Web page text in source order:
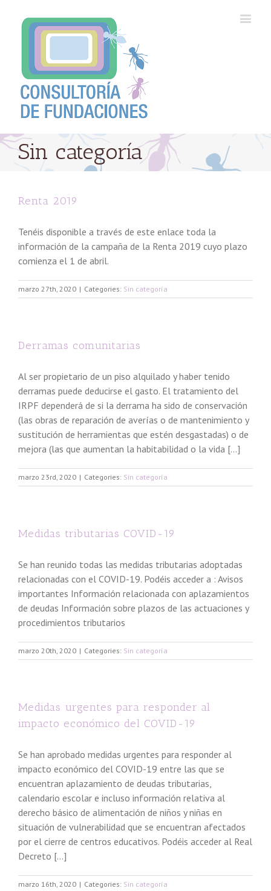
Sin categoría
Renta 2019
Tenéis disponible a través de este enlace toda la
información de la campaña de la Renta 2019 cuyo plazo
comienza el 1 de abril.
marzo 27th, 2020 | Categories: Sin categoría
Derramas comunitarias
Al ser propietario de un piso alquilado y haber tenido
derramas puede deducirse el gasto. El tratamiento del
IRPF dependerá de si la derrama ha sido de conservación
(las obras de reparación de averías o de mantenimiento y
sustitución de herramientas que estén desgastadas) o de
mejora (las que aumentan la habitabilidad o la vida [...]
marzo 23rd, 2020 | Categories: Sin categoría
Medidas tributarias COVID-19
Se han reunido todas las medidas tributarias adoptadas
relacionadas con el COVID-19. Podéis acceder a : Avisos
importantes Información relacionada con aplazamientos
de deudas Información sobre plazos de las actuaciones y
procedimientos tributarios
marzo 20th, 2020 | Categories: Sin categoría
Medidas urgentes para responder al
impacto económico del COVID-19
Se han aprobado medidas urgentes para responder al
impacto económico del COVID-19 entre las que se
encuentran aplazamiento de deudas tributarias,
calendario escolar e incluso información relativa al
derecho básico de alimentación de niños y niñas en
situación de vulnerabilidad que se encuentran afectados
por el cierre de centros educativos. Podéis acceder al Real
Decreto [...]
marzo 16th, 2020 | Categories: Sin categoría